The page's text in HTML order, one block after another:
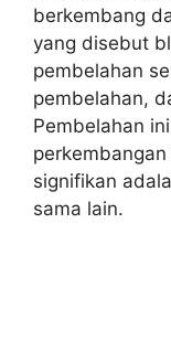
berkembang
yang disebut
pembelahan
pembelahan,
Pembelahan
signifikan
sama lain.